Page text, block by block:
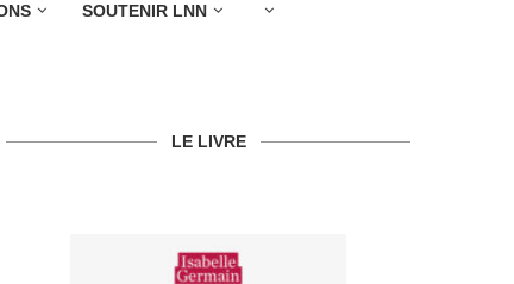
SOUTENIR LNN
LE LIVRE